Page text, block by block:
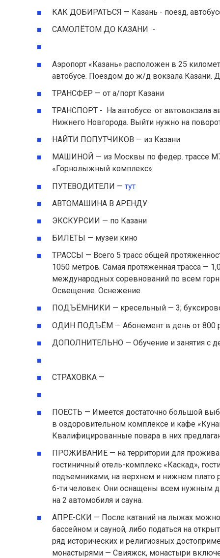
КАК ДОБИРАТЬСЯ — Казань - поезд,
САМОЛЁТОМ ДО КАЗАНИ -
Аэропорт «Казань» расположен в 25
автобусе. Поездом до ж/д вокзала Казани.
ТРАНСФЕР — от а/порт Казани
ТРАНСПОРТ - На автобусе: от автовокзала
Нижнего Новгорода. Выйти нужно на
НАЙТИ ПОПУТЧИКОВ — из Казани
МАШИНОЙ — из Москвы по федер. трассе М7
«Горнолыжный комплекс».
ПУТЕВОДИТЕЛИ — тут
АВТОМАШИНА В АРЕНДУ
ЭКСКУРСИИ — по Казани
БИЛЕТЫ — музеи кино
ТРАССЫ — Всего 5 трасс общей
1050 метров. Самая протяженная трасса —
международных соревнований по всем
Освещение. Оснежение.
ПОДЪЁМНИКИ — кресельный — 3;
ОДИН ПОДЪЁМ — Абонемент в день от 800
ДОПОЛНИТЕЛЬНО — Обучение и занятия с
СТРАХОВКА —
ПОЕСТЬ — Имеется достаточно большой
в оздоровительном комплексе и кафе
Квалифицированные повара в них
ПРОЖИВАНИЕ — на территории для
гостиничный отель-комплекс «Каскад»,
подъемниками, на верхнем и нижнем плато
6-ти человек. Они оснащены всем нужным
на 2 автомобиля и сауна.
АПРЕ-СКИ — После катаний на лыжах можно
бассейном и сауной, либо податься на
ряд исторических и религиозных
монастырями — Свияжск, монастыри